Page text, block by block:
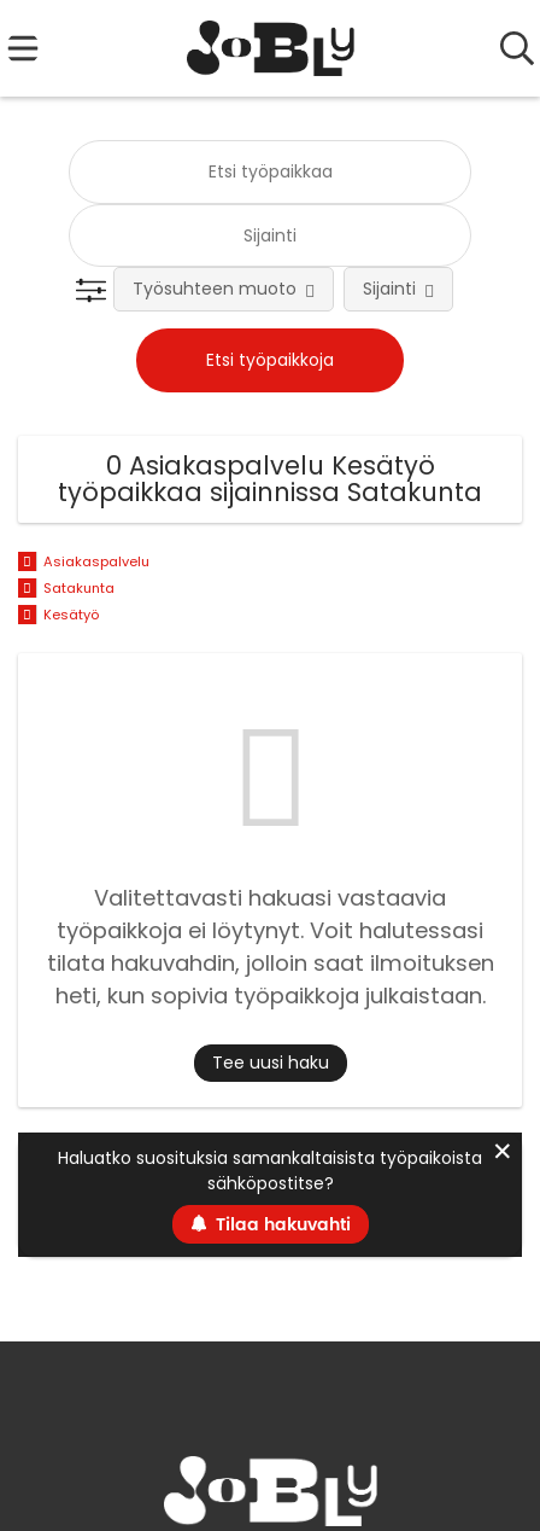
Työsuhteen muoto Sijainti
0 Asiakaspalvelu Kesätyö
työpaikkaa sijainnissa Satakunta
Asiakaspalvelu
Satakunta
Kesätyö
Valitettavasti hakuasi vastaavia
työpaikkoja ei löytynyt. Voit halutessasi
tilata hakuvahdin, jolloin saat ilmoituksen
heti, kun sopivia työpaikkoja julkaistaan.
Tee uusi haku
Haluatko suosituksia samankaltaisista työpaikoista
sähköpostitse?
Tilaa hakuvahti
✕